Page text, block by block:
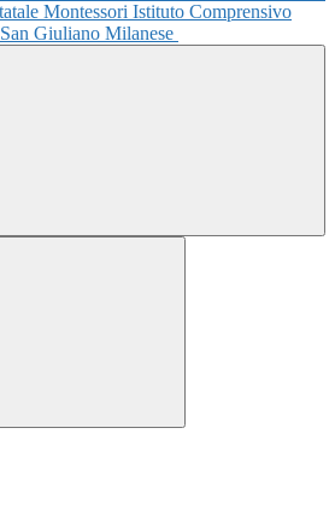
Istituto Comprensivo
San Giuliano Milanese